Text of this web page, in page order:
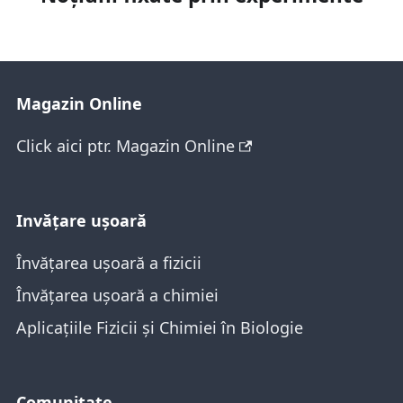
Magazin Online
Click aici ptr. Magazin Online
Invăţare ușoară
Învățarea ușoară a fizicii
Învățarea ușoară a chimiei
Aplicațiile Fizicii și Chimiei în Biologie